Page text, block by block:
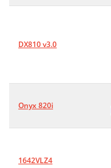
DX810 v3.0
Onyx 820i
1642VLZ4